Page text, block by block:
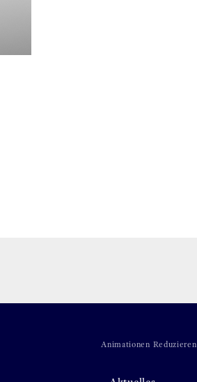
Animationen Reduzieren